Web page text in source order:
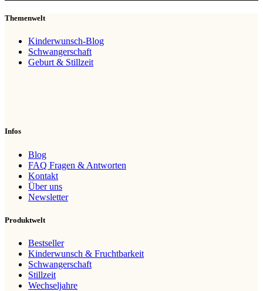
Themenwelt
Kinderwunsch-Blog
Schwangerschaft
Geburt & Stillzeit
Infos
Blog
FAQ Fragen & Antworten
Kontakt
Über uns
Newsletter
Produktwelt
Bestseller
Kinderwunsch & Fruchtbarkeit
Schwangerschaft
Stillzeit
Wechseljahre